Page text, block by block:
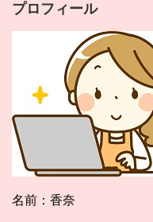
プロフィール
名前：香奈